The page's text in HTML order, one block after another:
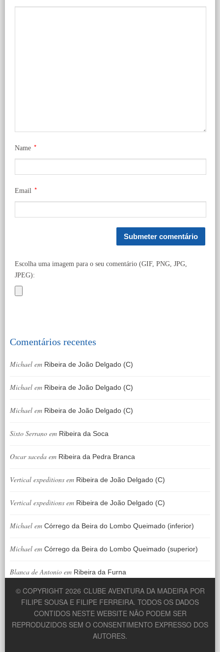
Name *
Email *
Escolha uma imagem para o seu comentário (GIF, PNG, JPG,
JPEG):
Comentários recentes
Michael em Ribeira de João Delgado (C)
Michael em Ribeira de João Delgado (C)
Michael em Ribeira de João Delgado (C)
Sixto Serrano em Ribeira da Soca
Oscar saceda em Ribeira da Pedra Branca
Vertical expeditions em Ribeira de João Delgado (C)
Vertical expeditions em Ribeira de João Delgado (C)
Michael em Córrego da Beira do Lombo Queimado (inferior)
Michael em Córrego da Beira do Lombo Queimado (superior)
Blanca de Antonio em Ribeira da Furna
© COPYRIGHT 2026 CLUBE AVENTURA DA MADEIRA POR
FILIPE SOUSA E FILIPE FERREIRA. TODOS OS DADOS
CONTIDOS NESTE WEBSITE NÃO PODEM SER
REPRODUZIDOS SEM O CONSENTIMENTO EXPRESSO DOS
AUTORES.